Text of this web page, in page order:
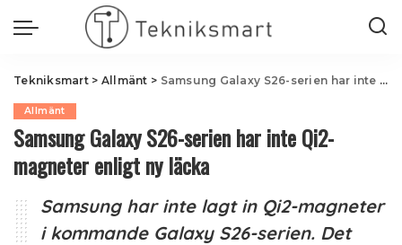
Tekniksmart> Allmänt > Samsung Galaxy S26-serien har inte Qi2-magneter enligt ny läcka
Allmänt
Samsung Galaxy S26-serien har inte Qi2-
magneter enligt ny läcka
Samsung har inte lagt in Qi2-magneter
i kommande Galaxy S26-serien. Det